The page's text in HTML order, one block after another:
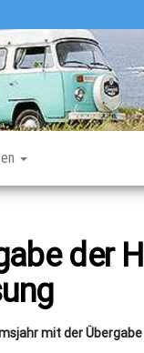
Journal
erstes
Online-
der
mit der